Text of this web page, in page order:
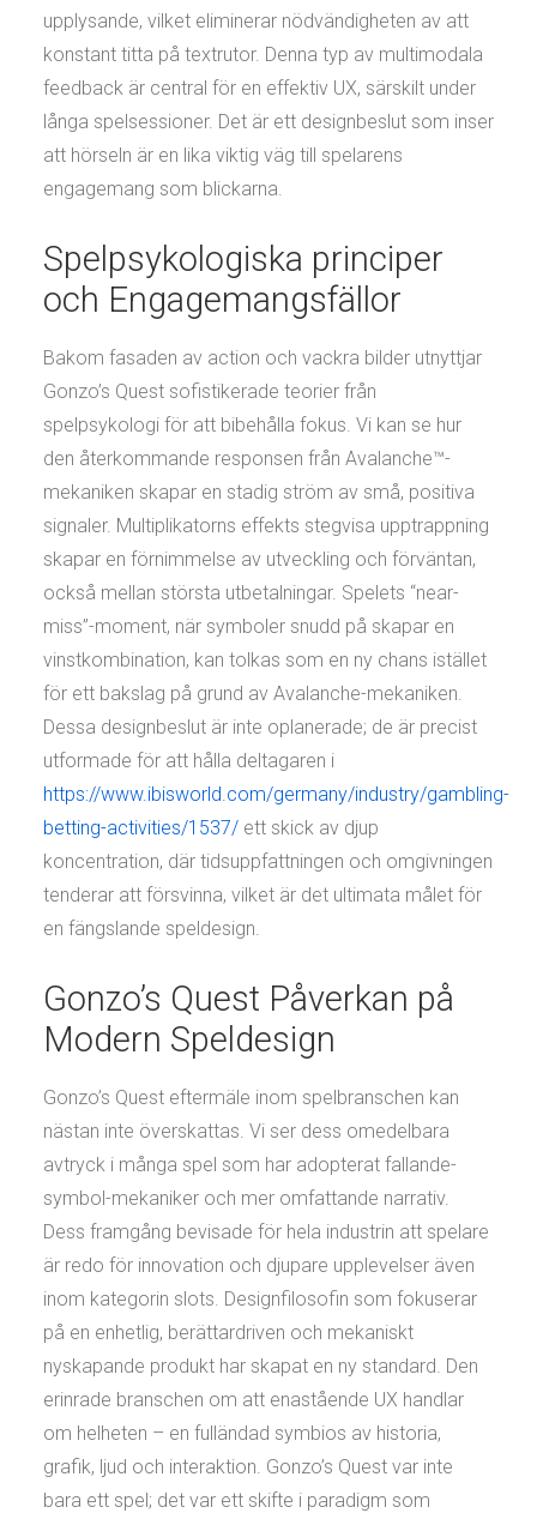
upplysande, vilket eliminerar nödvändigheten av att
konstant titta på textrutor. Denna typ av multimodala
feedback är central för en effektiv UX, särskilt under
långa spelsessioner. Det är ett designbeslut som inser
att hörseln är en lika viktig väg till spelarens
engagemang som blickarna.
Spelpsykologiska principer
och Engagemangsfällor
Bakom fasaden av action och vackra bilder utnyttjar
Gonzo’s Quest sofistikerade teorier från
spelpsykologi för att bibehålla fokus. Vi kan se hur
den återkommande responsen från Avalanche™-
mekaniken skapar en stadig ström av små, positiva
signaler. Multiplikatorns effekts stegvisa upptrappning
skapar en förnimmelse av utveckling och förväntan,
också mellan största utbetalningar. Spelets “near-
miss”-moment, när symboler snudd på skapar en
vinstkombination, kan tolkas som en ny chans istället
för ett bakslag på grund av Avalanche-mekaniken.
Dessa designbeslut är inte oplanerade; de är precist
utformade för att hålla deltagaren i
https://www.ibisworld.com/germany/industry/gambling-
betting-activities/1537/ ett skick av djup
koncentration, där tidsuppfattningen och omgivningen
tenderar att försvinna, vilket är det ultimata målet för
en fängslande speldesign.
Gonzo’s Quest Påverkan på
Modern Speldesign
Gonzo’s Quest eftermäle inom spelbranschen kan
nästan inte överskattas. Vi ser dess omedelbara
avtryck i många spel som har adopterat fallande-
symbol-mekaniker och mer omfattande narrativ.
Dess framgång bevisade för hela industrin att spelare
är redo för innovation och djupare upplevelser även
inom kategorin slots. Designfilosofin som fokuserar
på en enhetlig, berättardriven och mekaniskt
nyskapande produkt har skapat en ny standard. Den
erinrade branschen om att enastående UX handlar
om helheten – en fulländad symbios av historia,
grafik, ljud och interaktion. Gonzo’s Quest var inte
bara ett spel; det var ett skifte i paradigm som